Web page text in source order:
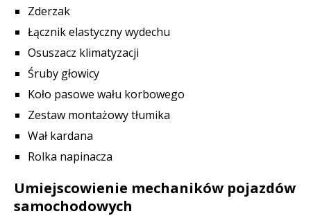
Zderzak
Łącznik elastyczny wydechu
Osuszacz klimatyzacji
Śruby głowicy
Koło pasowe wału korbowego
Zestaw montażowy tłumika
Wał kardana
Rolka napinacza
Umiejscowienie mechaników pojazdów
samochodowych